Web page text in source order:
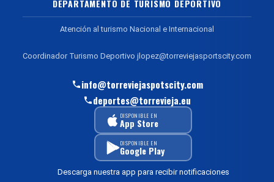
DEPARTAMENTO DE TURISMO DEPORTIVO
Atención al turismo Nacional e Internacional
Coordinador Turismo Deportivo jlopez@torreviejasportscity.com
info@torreviejaspotscity.com
deportes@torrevieja.eu
DISPONIBLE EN
App Store
DISPONIBLE EN
Google Play
Descarga nuestra app para recibir notificaciones